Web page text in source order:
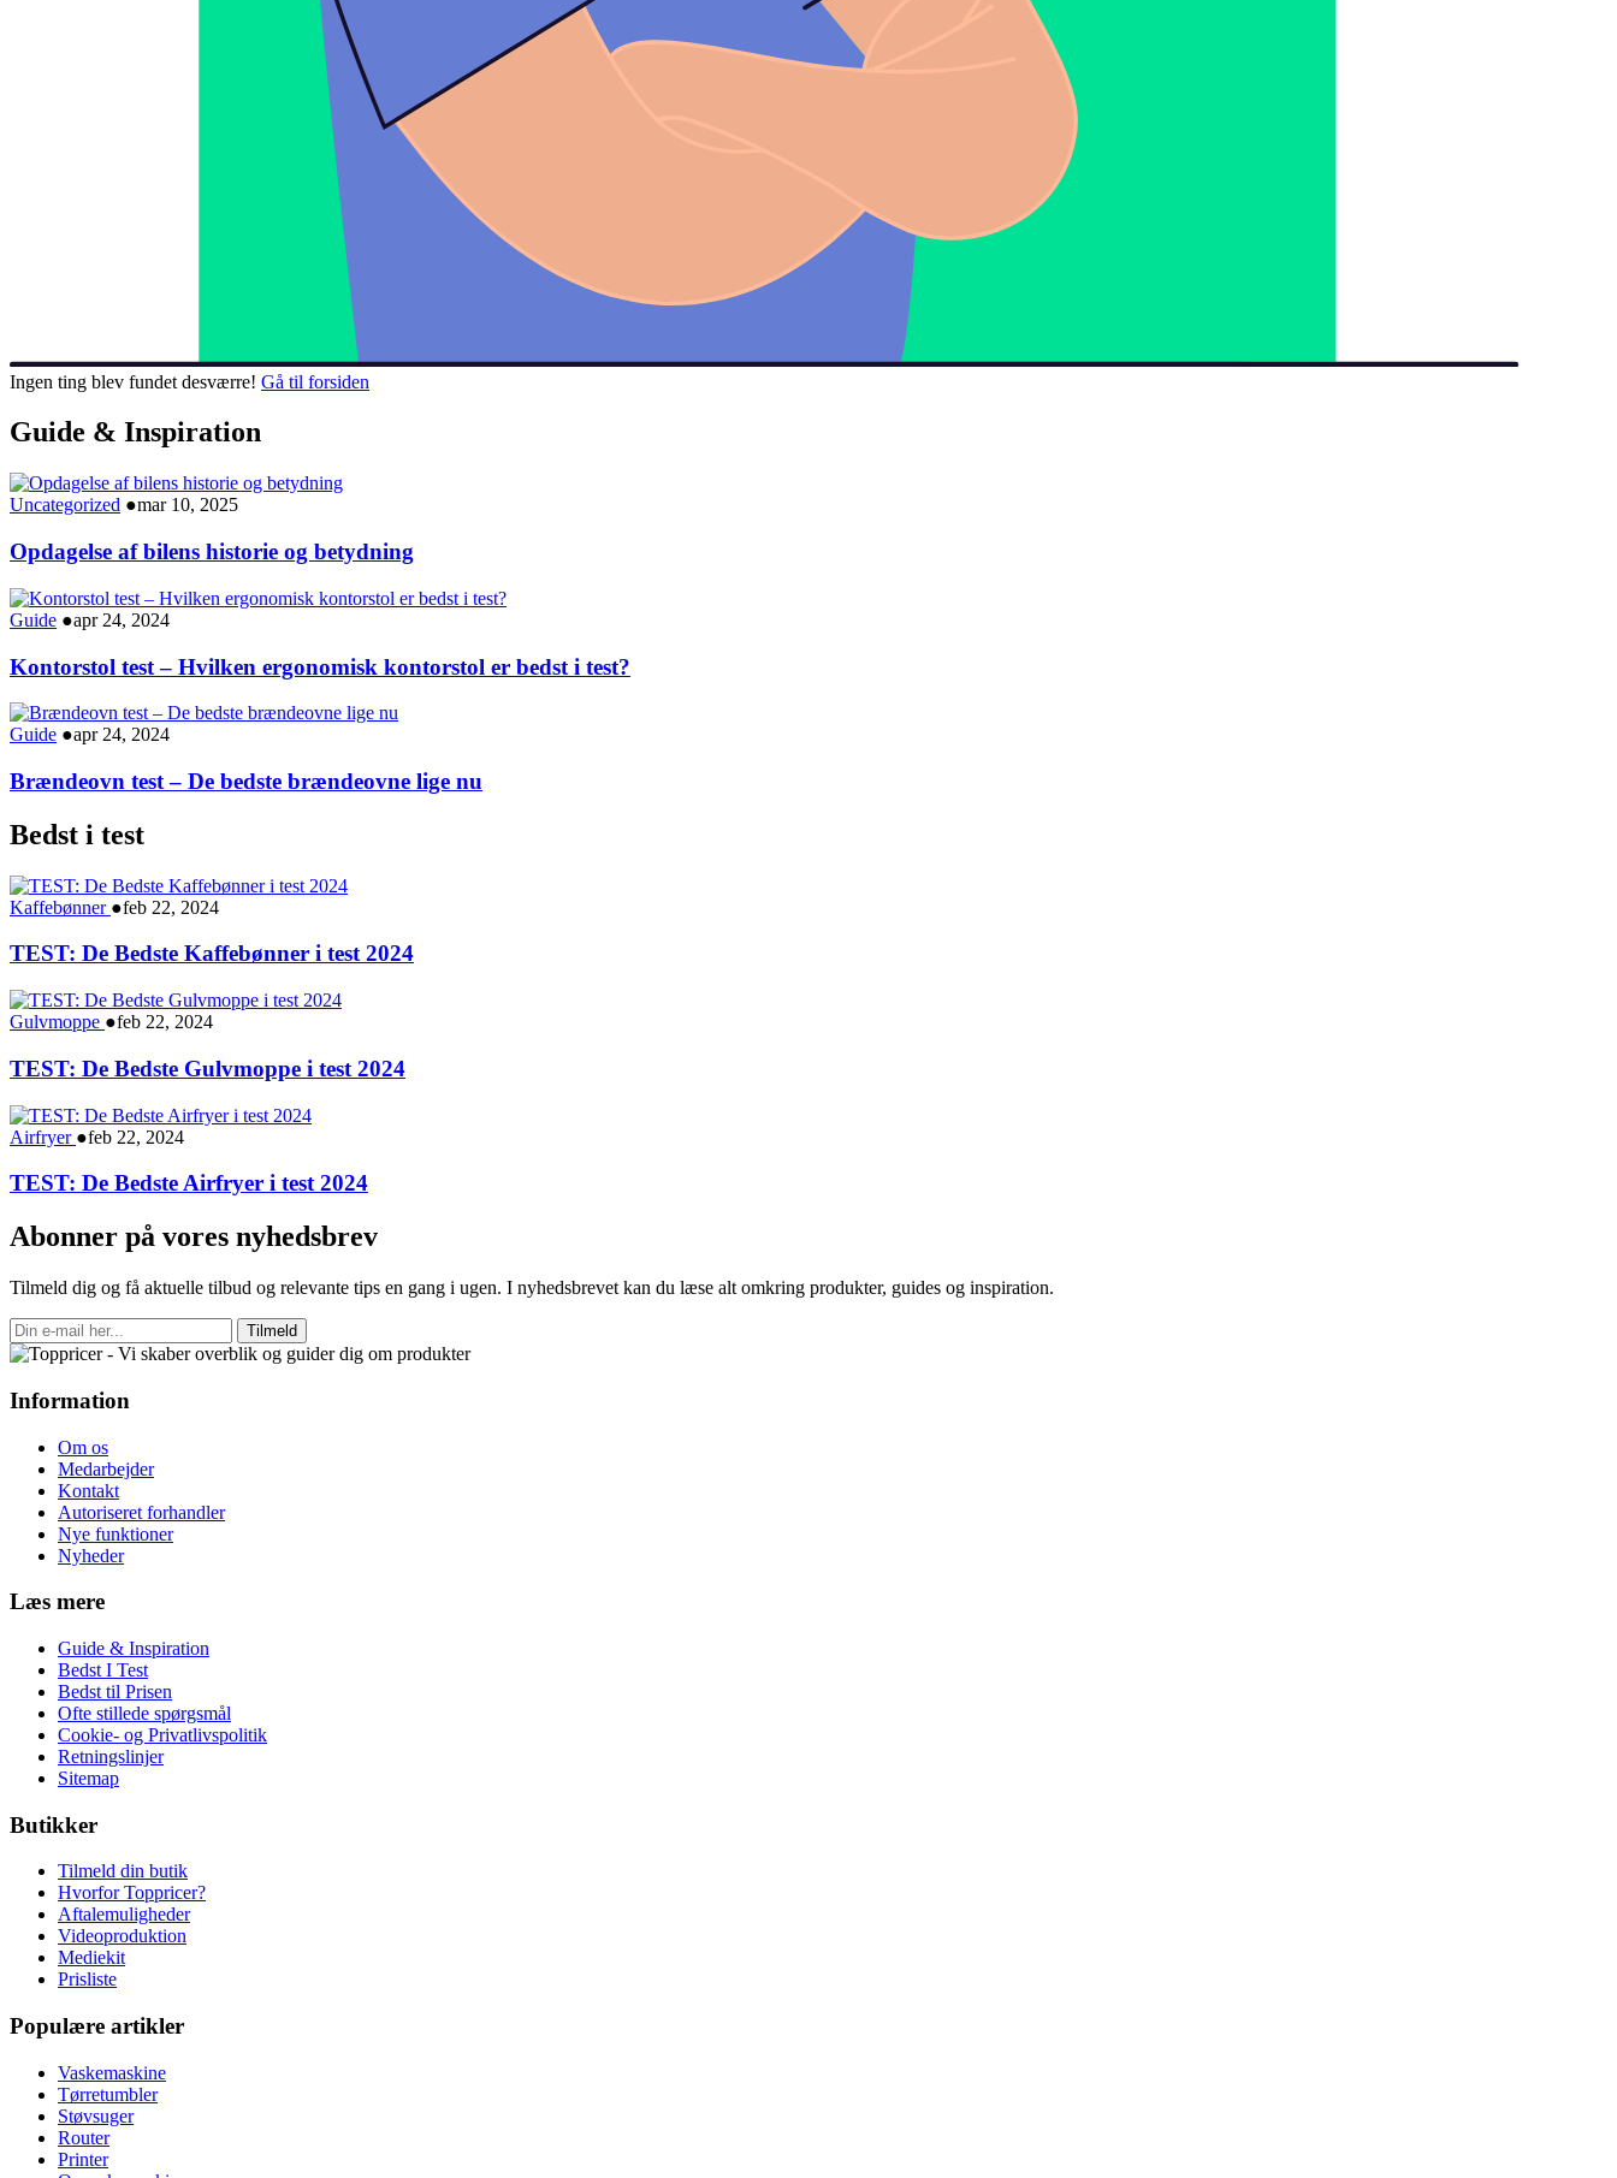
Ingen ting blev fundet desværre! Gå til forsiden
Guide & Inspiration
Uncategorized ●mar 10, 2025
Opdagelse af bilens historie og betydning
Guide ●apr 24, 2024
Kontorstol test – Hvilken ergonomisk kontorstol er bedst i test?
Guide ●apr 24, 2024
Brændeovn test – De bedste brændeovne lige nu
Bedst i test
Kaffebønner ●feb 22, 2024
TEST: De Bedste Kaffebønner i test 2024
Gulvmoppe ●feb 22, 2024
TEST: De Bedste Gulvmoppe i test 2024
Airfryer ●feb 22, 2024
TEST: De Bedste Airfryer i test 2024
Abonner på vores nyhedsbrev
Tilmeld dig og få aktuelle tilbud og relevante tips en gang i ugen. I nyhedsbrevet kan du læse alt omkring produkter, guides og inspiration.
Tilmeld
Information
Om os
Medarbejder
Kontakt
Autoriseret forhandler
Nye funktioner
Nyheder
Læs mere
Guide & Inspiration
Bedst I Test
Bedst til Prisen
Ofte stillede spørgsmål
Cookie- og Privatlivspolitik
Retningslinjer
Sitemap
Butikker
Tilmeld din butik
Hvorfor Toppricer?
Aftalemuligheder
Videoproduktion
Mediekit
Prisliste
Populære artikler
Vaskemaskine
Tørretumbler
Støvsuger
Router
Printer